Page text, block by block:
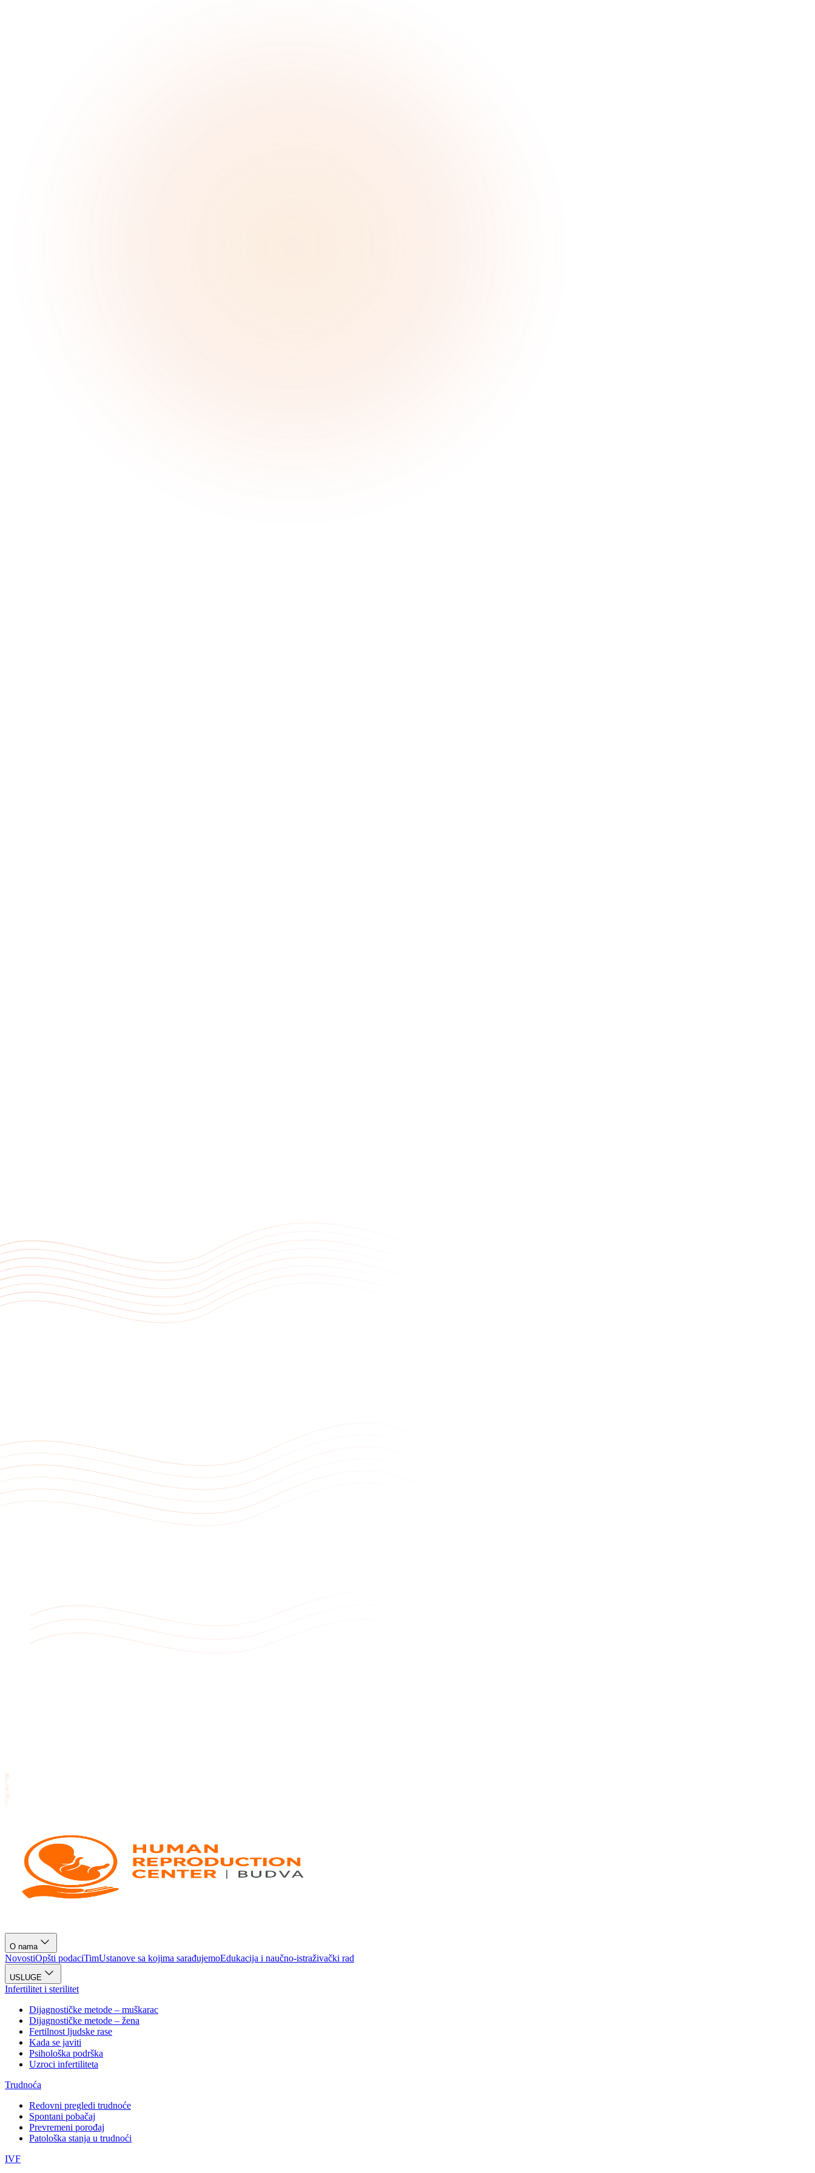
O nama
NovostiOpšti podaciTimUstanove sa kojima sarađujemoEdukacija i naučno-istraživački rad
USLUGE
Infertilitet i sterilitet
Dijagnostičke metode – muškarac
Dijagnostičke metode – žena
Fertilnost ljudske rase
Kada se javiti
Psihološka podrška
Uzroci infertiliteta
Trudnoća
Redovni pregledi trudnoće
Spontani pobačaj
Prevremeni porođaj
Patološka stanja u trudnoći
IVF